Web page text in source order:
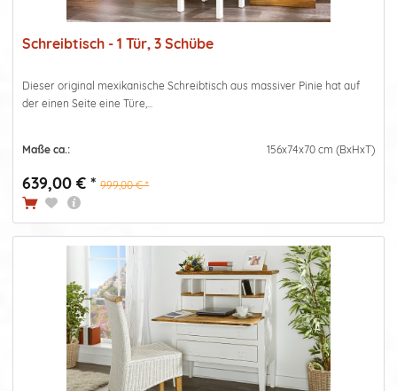
Schreibtisch - 1 Tür, 3 Schübe
Dieser original mexikanische Schreibtisch aus massiver Pinie hat auf
der einen Seite eine Türe,...
Maße ca.: 156x74x70 cm (BxHxT)
639,00 € * 999,00 € *